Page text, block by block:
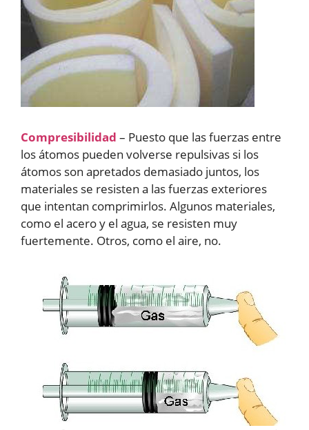
Compresibilidad – Puesto que las fuerzas entre
los átomos pueden volverse repulsivas si los
átomos son apretados demasiado juntos, los
materiales se resisten a las fuerzas exteriores
que intentan comprimirlos. Algunos materiales,
como el acero y el agua, se resisten muy
fuertemente. Otros, como el aire, no.